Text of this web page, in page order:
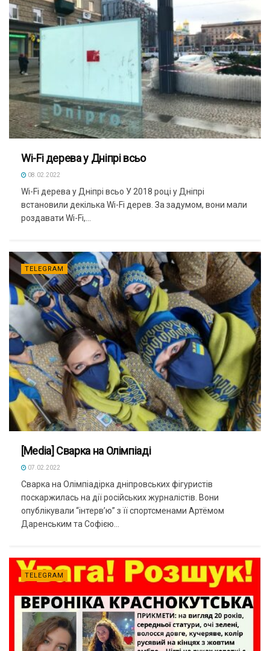
Wi-Fi дерева у Дніпрі всьо
08.02.2022
Wi-Fi дерева у Дніпрі всьо У 2018 році у Дніпрі
встановили декілька Wi-Fi дерев. За задумом, вони мали
роздавати Wi-Fi,...
TELEGRAM
[Media] ​Сварка на Олімпіаді
07.02.2022
​Сварка на Олімпіадірка дніпровських фігуристів
поскаржилась на дії російських журналістів. Вони
опублікували “інтерв’ю” з її спортсменами Артёмом
Даренським та Софією...
TELEGRAM